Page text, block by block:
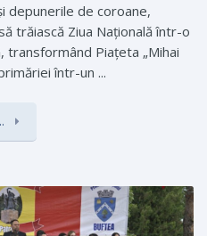
depunerile de coroane,
trăiască Ziua Națională într-o
Piațeta „Mihai
într-un ...